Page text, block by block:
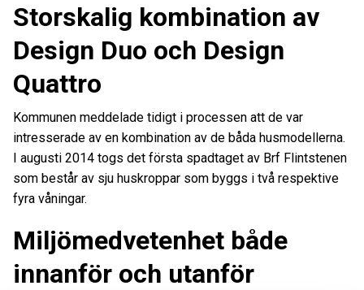
Storskalig kombination av
Design Duo och Design
Quattro
Kommunen meddelade tidigt i processen att de var
intresserade av en kombination av de båda husmodellerna.
I augusti 2014 togs det första spadtaget av Brf Flintstenen
som består av sju huskroppar som byggs i två respektive
fyra våningar.
Miljömedvetenhet både
innanför och utanför